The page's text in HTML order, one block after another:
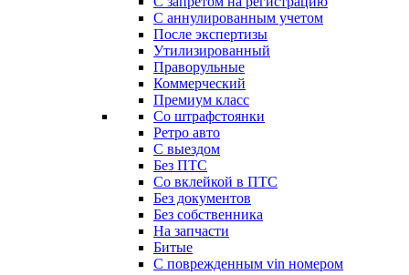
С аннулированным учетом
После экспертизы
Утилизированный
Праворульные
Коммерческий
Премиум класс
Со штрафстоянки
Ретро авто
С выездом
Без ПТС
Со вклейкой в ПТС
Без документов
Без собственника
На запчасти
Битые
С поврежденным vin номером